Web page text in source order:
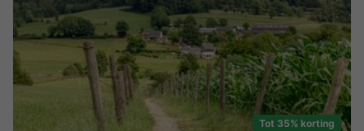
Tot 35% korting